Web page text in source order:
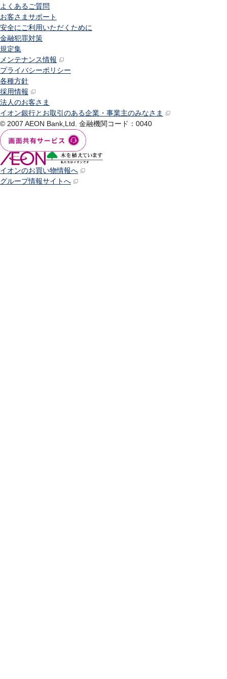
よくあるご質問
お客さまサポート
安全にご利用いただくために
金融犯罪対策
規定集
メンテナンス情報
プライバシーポリシー
各種方針
採用情報
法人のお客さま
イオン銀行とお取引のある企業・事業主のみなさま
© 2007 AEON Bank,Ltd. 金融機関コード：0040
イオンのお買い物情報へ
グループ情報サイトへ